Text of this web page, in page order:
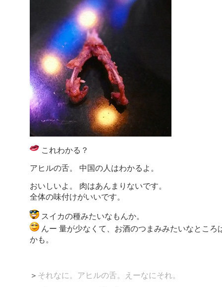
これわかる？
アヒルの舌。 中国の人はわかるよ。
おいしいよ。 肉はあんまりないです。
全体の味付けがいいです。
スイカの種みたいなもんか。
んー 量が少なくて、お酒のつまみみたいなところ
かも。
＞ それなに。アヒルの舌。えーなにそれ。